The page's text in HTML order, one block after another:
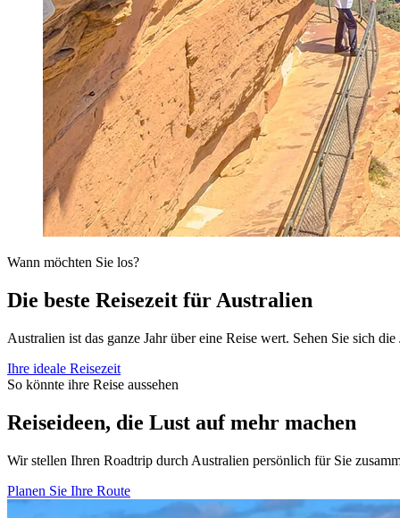
Wann möchten Sie los?
Die beste Reisezeit für Australien
Australien ist das ganze Jahr über eine Reise wert. Sehen Sie sich
Ihre ideale Reisezeit
So könnte ihre Reise aussehen
Reiseideen, die Lust auf mehr machen
Wir stellen Ihren Roadtrip durch Australien persönlich für Sie
Planen Sie Ihre Route
View 3 Wochen && Australiens Great Southern Touring Route